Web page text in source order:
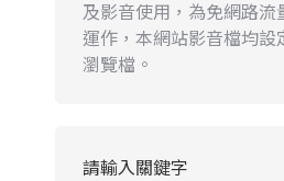
及影音使用，為免網路流
運作，本網站影音檔均設
瀏覽檔。
請輸入關鍵字